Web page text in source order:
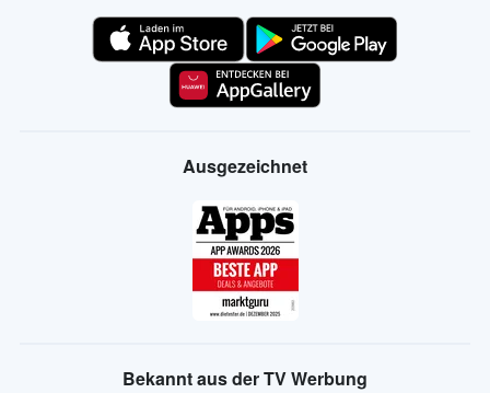
Ausgezeichnet
Bekannt aus der TV Werbung